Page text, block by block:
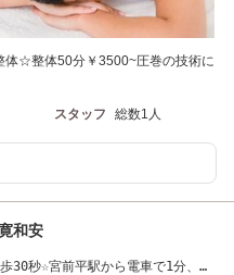
体☆整体50分￥3500~圧巻の技術に
スタッフ 総数1人
和安
30秒☆宮前平駅から電車で1分、梶